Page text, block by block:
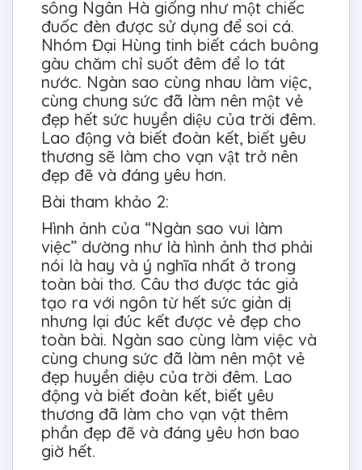
sông Ngân Hà giống như một chiếc
đuốc đèn được sử dụng để soi cá.
Nhóm Đại Hùng tinh biết cách buông
gàu chăm chỉ suốt đêm để lo tát
nước. Ngàn sao cùng nhau làm việc,
cùng chung sức đã làm nên một vẻ
đẹp hết sức huyền diệu của trời đêm.
Lao động và biết đoàn kết, biết yêu
thương sẽ làm cho vạn vật trở nên
đẹp đẽ và đáng yêu hơn.
Bài tham khảo 2:
Hình ảnh của “Ngàn sao vui làm
việc” dường như là hình ảnh thơ phải
nói là hay và ý nghĩa nhất ở trong
toàn bài thơ. Câu thơ được tác giả
tạo ra với ngôn từ hết sức giản dị
nhưng lại đúc kết được vẻ đẹp cho
toàn bài. Ngàn sao cùng làm việc và
cùng chung sức đã làm nên một vẻ
đẹp huyền diệu của trời đêm. Lao
động và biết đoàn kết, biết yêu
thương đã làm cho vạn vật thêm
phần đẹp đẽ và đáng yêu hơn bao
giờ hết.